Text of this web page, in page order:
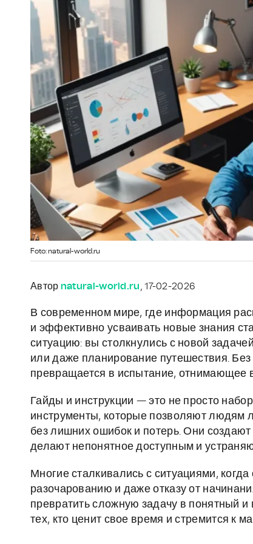
Foto: natural-world.ru
Автор natural-world.ru, 17-02-2026
В современном мире, где информация
и эффективно усваивать новые знания
ситуацию: вы столкнулись с новой
или даже планирование путешествия.
превращается в испытание, отнимающее
Гайды и инструкции — это не просто
инструменты, которые позволяют людям
без лишних ошибок и потерь. Они
делают непонятное доступным и
Многие сталкивались с ситуациями,
разочарованию и даже отказу от
превратить сложную задачу в понятный
тех, кто ценит свое время и стремится к